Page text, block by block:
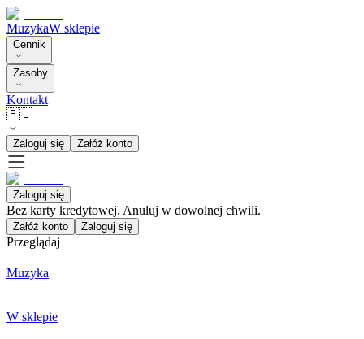
MuzykaW sklepie
Cennik
Zasoby
Kontakt
🇵🇱
Zaloguj się Załóż konto
Zaloguj się
Bez karty kredytowej. Anuluj w dowolnej chwili.
Załóż konto Zaloguj się
Przeglądaj
Muzyka
W sklepie